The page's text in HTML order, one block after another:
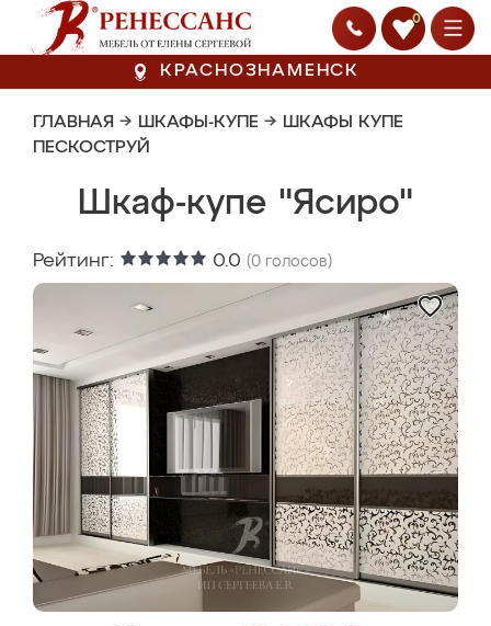
0
КРАСНОЗНАМЕНСК
ГЛАВНАЯ → ШКАФЫ-КУПЕ → ШКАФЫ КУПЕ
ПЕСКОСТРУЙ
Шкаф-купе "Ясиро"
Рейтинг: 0.0 (0 голосов)